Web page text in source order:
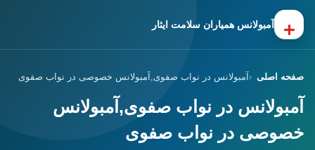
+ آمبولانس همیاران سلامت ایثار
صفحه اصلی آمبولانس در نواب صفوی,آمبولانس خصوصی در نواب صفوی
آمبولانس در نواب صفوی,آمبولانس
خصوصی در نواب صفوی